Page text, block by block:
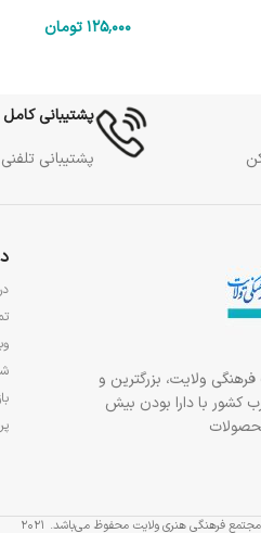
125٬000تومان
پشتیبانی کامل
پشتیبانی
ولایت، بزرگترین و
کشور با دارا بودن بیش
فرهنگی هنری ولایت محفوظ می‌باشد. 2021